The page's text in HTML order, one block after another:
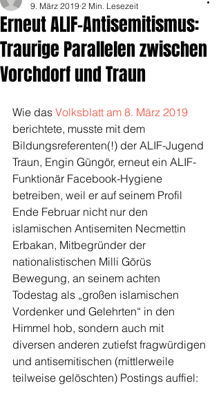
Erneut ALIF-Antisemitismus:
Traurige Parallelen zwischen
Vorchdorf und Traun
9. März 2019 2 Min. Lesezeit
Wie das Volksblatt am 8. März 2019
berichtete, musste mit dem
Bildungsreferenten(!) der ALIF-Jugend
Traun, Engin Güngör, erneut ein ALIF-
Funktionär Facebook-Hygiene
betreiben, weil er auf seinem Profil
Ende Februar nicht nur den
islamischen Antisemiten Necmettin
Erbakan, Mitbegründer der
nationalistischen Milli Görüs
Bewegung, an seinem achten
Todestag als „großen islamischen
Vordenker und Gelehrten“ in den
Himmel hob, sondern auch mit
diversen anderen zutiefst fragwürdigen
und antisemitischen (mittlerweile
teilweise gelöschten) Postings auffiel: